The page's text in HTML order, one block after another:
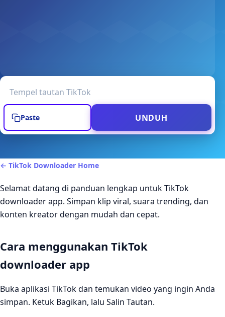
Paste UNDUH
← TikTok Downloader Home
Selamat datang di panduan lengkap untuk TikTok
downloader app. Simpan klip viral, suara trending, dan
konten kreator dengan mudah dan cepat.
Cara menggunakan TikTok
downloader app
Buka aplikasi TikTok dan temukan video yang ingin Anda
simpan. Ketuk Bagikan, lalu Salin Tautan.